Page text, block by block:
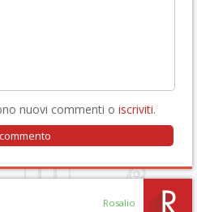
nuovi commenti o iscriviti.
Rosalio